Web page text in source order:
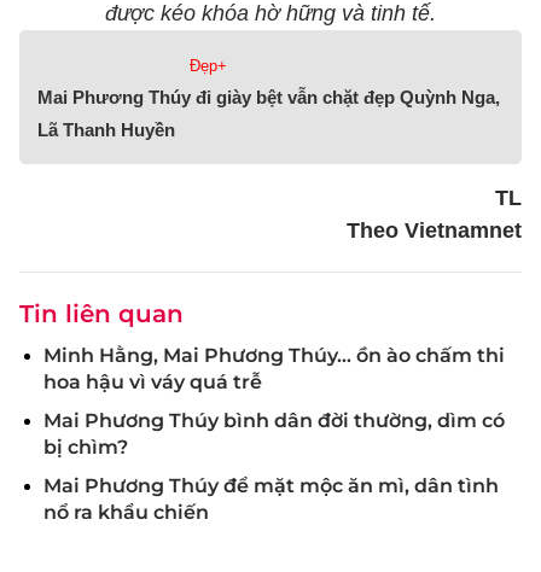
được kéo khóa hờ hững và tinh tế.
Đẹp+
Mai Phương Thúy đi giày bệt vẫn chặt đẹp Quỳnh Nga,
Lã Thanh Huyền
TL
Theo Vietnamnet
Tin liên quan
Minh Hằng, Mai Phương Thúy... ồn ào chấm thi
hoa hậu vì váy quá trễ
Mai Phương Thúy bình dân đời thường, dìm có
bị chìm?
Mai Phương Thúy để mặt mộc ăn mì, dân tình
nổ ra khẩu chiến